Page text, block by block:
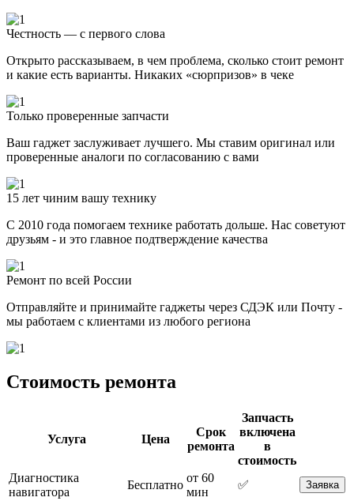
Честность — с первого слова
Открыто рассказываем, в чем проблема, сколько стоит ремонт
и какие есть варианты. Никаких «сюрпризов» в чеке
Только проверенные запчасти
Ваш гаджет заслуживает лучшего. Мы ставим оригинал или
проверенные аналоги по согласованию с вами
15 лет чиним вашу технику
С 2010 года помогаем технике работать дольше. Нас советуют
друзьям - и это главное подтверждение качества
Ремонт по всей России
Отправляйте и принимайте гаджеты через СДЭК или Почту -
мы работаем с клиентами из любого региона
Стоимость ремонта
Услуга Цена
Срок
ремонта
Запчасть
включена
в
стоимость
Диагностика
навигатора
Бесплатно
от 60
мин
✅ Заявка